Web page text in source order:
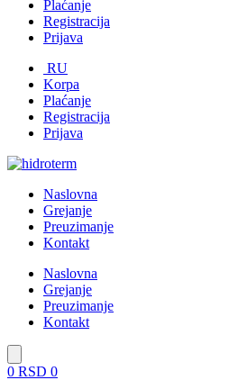
Plaćanje
Registracija
Prijava
RU
Korpa
Plaćanje
Registracija
Prijava
Naslovna
Grejanje
Preuzimanje
Kontakt
Naslovna
Grejanje
Preuzimanje
Kontakt
0 RSD 0